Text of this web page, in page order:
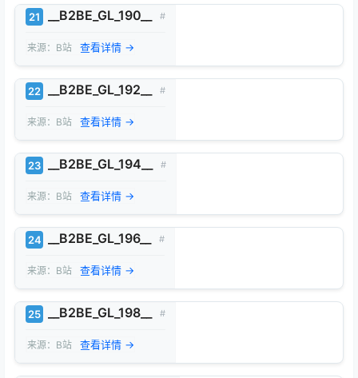
21 __B2BE_GL_190__ #
来源：B站 查看详情 →
22 __B2BE_GL_192__ #
来源：B站 查看详情 →
23 __B2BE_GL_194__ #
来源：B站 查看详情 →
24 __B2BE_GL_196__ #
来源：B站 查看详情 →
25 __B2BE_GL_198__ #
来源：B站 查看详情 →